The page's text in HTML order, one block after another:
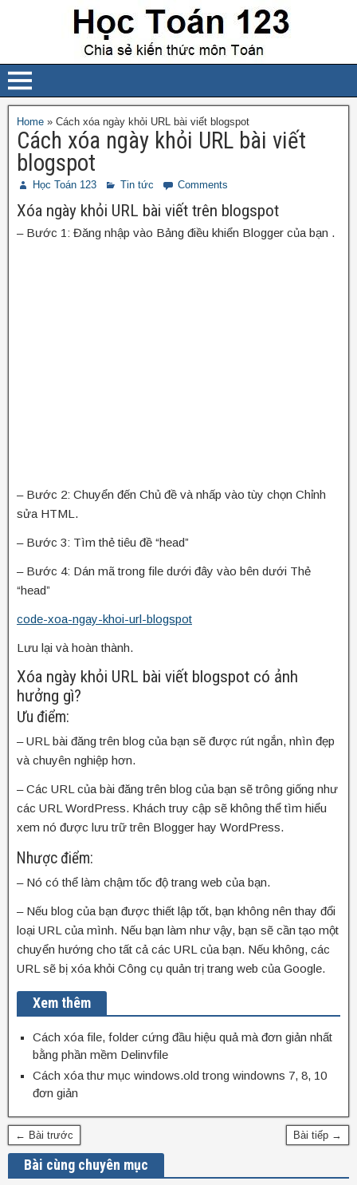
Home » Cách xóa ngày khỏi URL bài viết blogspot
Cách xóa ngày khỏi URL bài viết
blogspot
Học Toán 123 Tin tức Comments
Xóa ngày khỏi URL bài viết trên blogspot
– Bước 1: Đăng nhập vào Bảng điều khiển Blogger của bạn .
– Bước 2: Chuyển đến Chủ đề và nhấp vào tùy chọn Chỉnh
sửa HTML.
– Bước 3: Tìm thẻ tiêu đề “head”
– Bước 4: Dán mã trong file dưới đây vào bên dưới Thẻ
“head”
code-xoa-ngay-khoi-url-blogspot
Lưu lại và hoàn thành.
Xóa ngày khỏi URL bài viết blogspot có ảnh
hưởng gì?
Ưu điểm:
– URL bài đăng trên blog của bạn sẽ được rút ngắn, nhìn đẹp
và chuyên nghiệp hơn.
– Các URL của bài đăng trên blog của bạn sẽ trông giống như
các URL WordPress. Khách truy cập sẽ không thể tìm hiểu
xem nó được lưu trữ trên Blogger hay WordPress.
Nhược điểm:
– Nó có thể làm chậm tốc độ trang web của bạn.
– Nếu blog của bạn được thiết lập tốt, bạn không nên thay đổi
loại URL của mình. Nếu bạn làm như vậy, bạn sẽ cần tạo một
chuyển hướng cho tất cả các URL của bạn. Nếu không, các
URL sẽ bị xóa khỏi Công cụ quản trị trang web của Google.
Xem thêm
Cách xóa file, folder cứng đầu hiệu quả mà đơn giản nhất
bằng phần mềm Delinvfile
Cách xóa thư mục windows.old trong windowns 7, 8, 10
đơn giản
← Bài trước Bài tiếp →
Bài cùng chuyên mục